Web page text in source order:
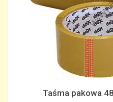
Taśma pakowa